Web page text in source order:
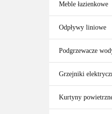
Meble łazienkowe
Odpływy liniowe
Podgrzewacze
Grzejniki
Kurtyny